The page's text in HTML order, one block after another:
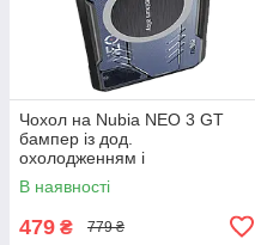
Чохол на Nubia NEO 3 GT
бампер із дод.
охолодженням і
перфорацією + метал
вставка + MagSafe
протиударний прозорий "AIR-
NEO"
В наявності
479 ₴ 779 ₴